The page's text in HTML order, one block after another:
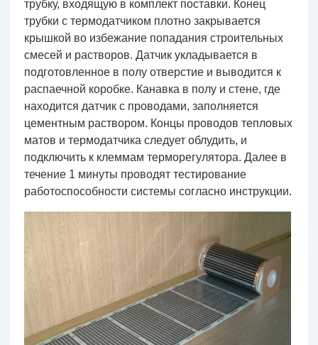
трубку, входящую в комплект поставки. Конец
трубки с термодатчиком плотно закрывается
крышкой во избежание попадания строительных
смесей и растворов. Датчик укладывается в
подготовленное в полу отверстие и выводится к
распаечной коробке. Канавка в полу и стене, где
находится датчик с проводами, заполняется
цементным раствором. Концы проводов тепловых
матов и термодатчика следует облудить, и
подключить к клеммам терморегулятора. Далее в
течение 1 минуты проводят тестирование
работоспособности системы согласно инструкции.